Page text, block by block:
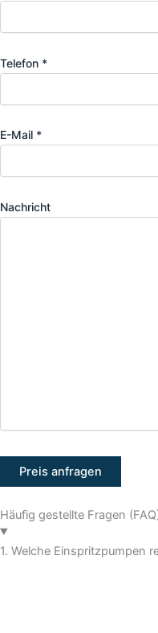
Telefon *
E-Mail *
Nachricht
Häufig gestellte Fragen
1. Welche Einspritzpumpen